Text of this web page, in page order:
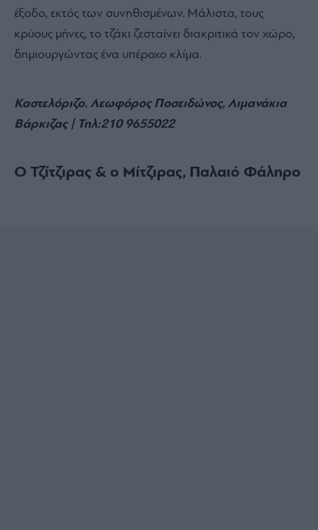
έξοδο, εκτός των συνηθισμένων. Μάλιστα, τους
κρύους μήνες, το τζάκι ζεσταίνει διακριτικά τον χώρο,
δημιουργώντας ένα υπέροχο κλίμα.
Καστελόριζο. Λεωφόρος Ποσειδώνος, Λιμανάκια
Βάρκιζας | Τηλ:210 9655022
Ο Τζίτζιρας & ο Μίτζιρας, Παλαιό Φάληρο